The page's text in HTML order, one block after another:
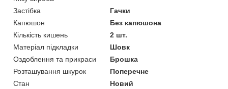
Застібка
Гачки
Капюшон
Без капюшона
Кількість кишень
2 шт.
Матеріал підкладки
Шовк
Оздоблення та прикраси
Брошка
Розташування шкурок
Поперечне
Стан
Новий